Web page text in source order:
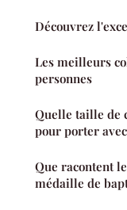
Découvrez
Les meilleurs
personnes
Quelle taille de
pour porter
Que racontent
médaille de